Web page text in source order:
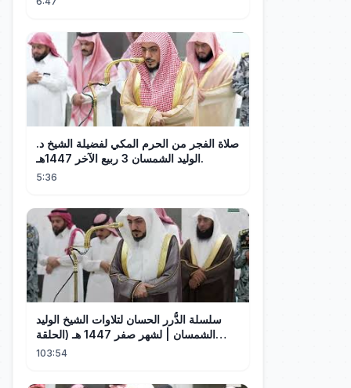
صلاة الفجر من الحرم المكي لفضيلة الشيخ د.
الوليد الشمسان 3 ربيع الآخر 1447هـ.
5:36
سلسلة الدُّرر الحسان لتلاوات الشيخ الوليد
الشمسان | لشهر صفر 1447 هـ (الحلقة
103:54